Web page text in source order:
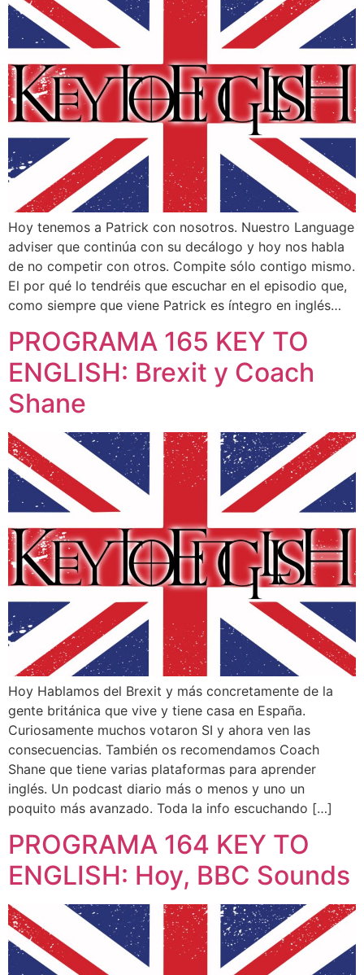
Hoy tenemos a Patrick con nosotros. Nuestro Language
adviser que continúa con su decálogo y hoy nos habla
de no competir con otros. Compite sólo contigo mismo.
El por qué lo tendréis que escuchar en el episodio que,
como siempre que viene Patrick es íntegro en inglés…
PROGRAMA 165 KEY TO
ENGLISH: Brexit y Coach
Shane
Hoy Hablamos del Brexit y más concretamente de la
gente británica que vive y tiene casa en España.
Curiosamente muchos votaron SI y ahora ven las
consecuencias. También os recomendamos Coach
Shane que tiene varias plataformas para aprender
inglés. Un podcast diario más o menos y uno un
poquito más avanzado. Toda la info escuchando […]
PROGRAMA 164 KEY TO
ENGLISH: Hoy, BBC Sounds